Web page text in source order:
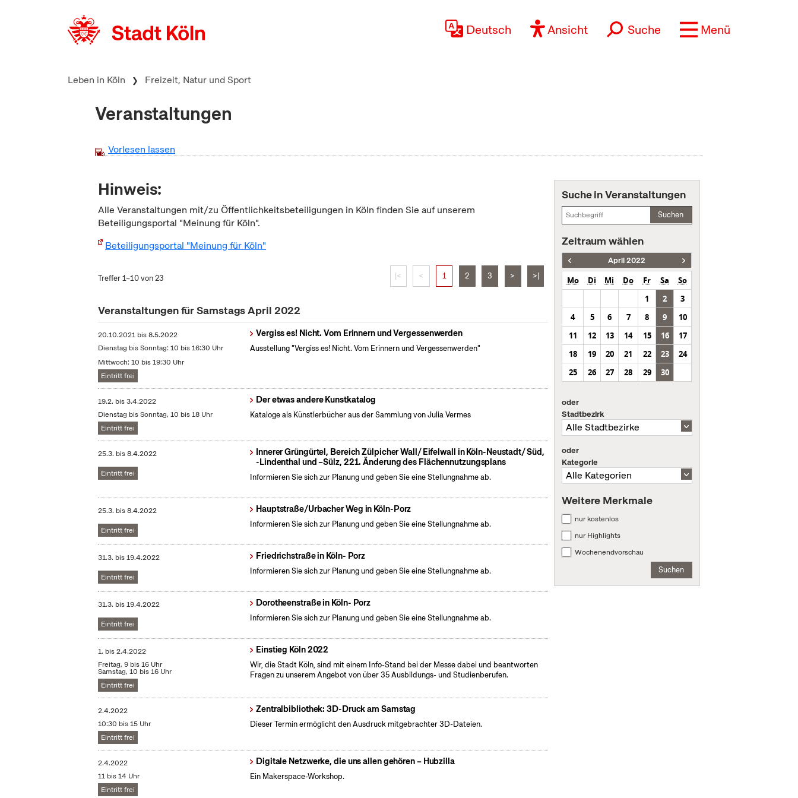
Deutsch Ansicht Suche Menü
Leben in Köln Freizeit, Natur und Sport
Veranstaltungen
Vorlesen lassen
Hinweis:
Alle Veranstaltungen mit/zu Öffentlichkeitsbeteiligungen in Köln finden Sie auf unserem
Beteiligungsportal "Meinung für Köln".
Beteiligungsportal "Meinung für Köln"
Treffer 1–10 von 23 |< < 1 2 3 > >|
Veranstaltungen für Samstags April 2022
20.10.2021 bis8.5.2022
Dienstag bis Sonntag: 10 bis 16:30 Uhr
Mittwoch: 10 bis 19:30 Uhr
Eintritt frei
Vergiss es! Nicht. Vom Erinnern und Vergessenwerden
Ausstellung "Vergiss es! Nicht. Vom Erinnern und Vergessenwerden"
19.2. bis3.4.2022
Dienstag bis Sonntag, 10 bis 18 Uhr
Eintritt frei
Der etwas andere Kunstkatalog
Kataloge als Künstlerbücher aus der Sammlung von Julia Vermes
25.3. bis8.4.2022
Eintritt frei
Innerer Grüngürtel, Bereich Zülpicher Wall/ Eifelwall in Köln-Neustadt/ Süd,
-Lindenthal und –Sülz, 221. Änderung des Flächennutzungsplans
Informieren Sie sich zur Planung und geben Sie eine Stellungnahme ab.
25.3. bis8.4.2022
Eintritt frei
Hauptstraße/Urbacher Weg in Köln-Porz
Informieren Sie sich zur Planung und geben Sie eine Stellungnahme ab.
31.3. bis19.4.2022
Eintritt frei
Friedrichstraße in Köln- Porz
Informieren Sie sich zur Planung und geben Sie eine Stellungnahme ab.
31.3. bis19.4.2022
Eintritt frei
Dorotheenstraße in Köln- Porz
Informieren Sie sich zur Planung und geben Sie eine Stellungnahme ab.
1. bis2.4.2022
Freitag, 9 bis 16 Uhr
Samstag, 10 bis 16 Uhr
Eintritt frei
Einstieg Köln 2022
Wir, die Stadt Köln, sind mit einem Info-Stand bei der Messe dabei und beantworten
Fragen zu unserem Angebot von über 35 Ausbildungs- und Studienberufen.
2.4.2022
10:30 bis 15 Uhr
Eintritt frei
Zentralbibliothek: 3D-Druck am Samstag
Dieser Termin ermöglicht den Ausdruck mitgebrachter 3D-Dateien.
2.4.2022
11 bis 14 Uhr
Eintritt frei
Digitale Netzwerke, die uns allen gehören – Hubzilla
Ein Makerspace-Workshop.
Suche in Veranstaltungen
Suchen
Zeitraum wählen
April 2022
Mo Di Mi Do Fr Sa
So
1
2
3
4
5 6 7 8 9
10
11
12 13 14 15 16
17
18
19 20 21 22 23
24
25
26 27 28 29 30
oder
Stadtbezirk
oder
Kategorie
Weitere Merkmale
nur kostenlos
nur Highlights
Wochenendvorschau
Suchen